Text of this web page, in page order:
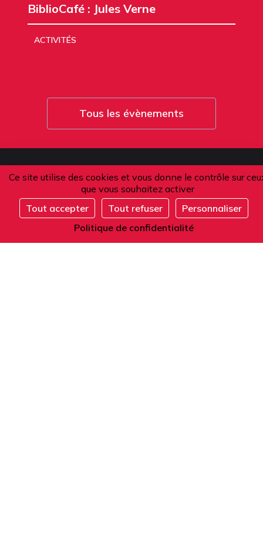
Ce site utilise des cookies et vous donne le contrôle sur
que vous souhaitez activer
Tout accepter
Tout refuser
Personnaliser
Politique de confidentialité
S'inscrire
BiblioCafé : Jules Verne
ACTIVITÉS
Tous les évènements
L'Alliance française de Paris
Établissement Privé d'Enseignement Supérieur